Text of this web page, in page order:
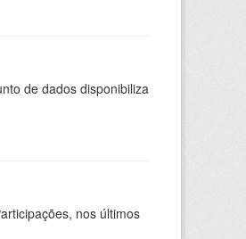
de dados disponibiliza
nos últimos